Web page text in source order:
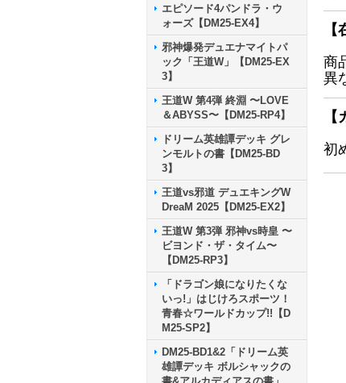
エピソード4パンドラ・ウ
ォーズ【DM25-EX4】
邪神爆発デュエナマイトパ
ック「王道W」【DM25-EX
3】
王道W 第4弾 終淵 〜LOVE
＆ABYSS〜【DM25-RP4】
ドリーム英雄譚デッキ グレ
ンモルトの書【DM25-BD
3】
王道vs邪道 デュエキングW
DreaM 2025【DM25-EX2】
王道W 第3弾 邪神vs時皇 〜
ビヨンド・ザ・タイム〜
【DM25-RP3】
「ドラゴン娘になりたくな
いっ!」はじけろスポーツ！
青春☆ワールドカップ!!【D
M25-SP2】
DM25-BD1&2「ドリーム英
雄譚デッキ ボルシャックの
商
異
初